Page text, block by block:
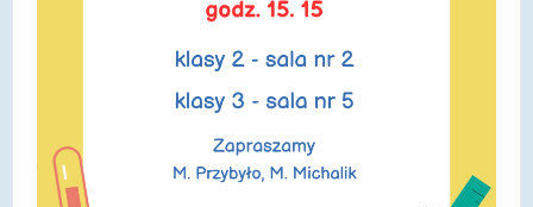
EGZAMIN ÓSMOKLASISTY
STANDARDY OCHRONY MAŁOLETNICH
PROJEKT ,,SZKOŁY Z JAKOŚCIĄ – ROZWÓJ
KSZTAŁCENIA OGÓLNEGO NA TERENIE MIASTA